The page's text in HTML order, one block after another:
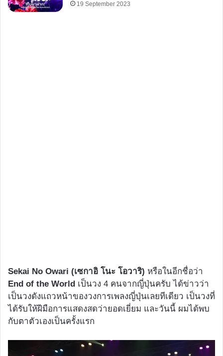
19 September 2023
Sekai No Owari (เซกาอิ โนะ โอวาริ) หรือในอีกชื่อว่า
End of the World เป็นวง 4 คนจากญี่ปุ่นครับ ได้ข่าวว่า
เป็นวงดังแถวหน้าของวงการเพลงญี่ปุ่นเลยทีเดียว เป็นวงที่
ได้รับให้ฝีมือการแสดงสดว่ายอดเยี่ยม และวันนี้ ผมได้พบ
กับตาตัวเองเป็นครั้งแรก